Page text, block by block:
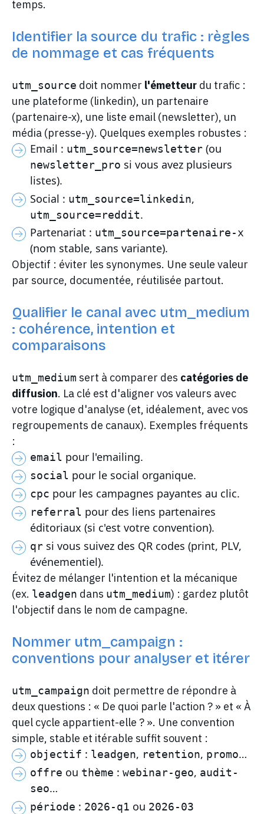
temps.
Identifier la source du trafic : règles
de nommage et cas fréquents
utm_source doit nommer l'émetteurdu trafic :
une plateforme (linkedin), un partenaire
(partenaire-x), une liste email (newsletter), un
média (presse-y). Quelques exemples robustes :
Email : utm_source=newsletter (ou
newsletter_pro si vous avez plusieurs
listes).
Social : utm_source=linkedin,
utm_source=reddit.
Partenariat : utm_source=partenaire-x
(nom stable, sans variante).
Objectif : éviter les synonymes. Une seule valeur
par source, documentée, réutilisée partout.
Qualifier le canal avec utm_medium
: cohérence, intention et
comparaisons
utm_medium sert à comparer des catégories de
diffusion. La clé est d'aligner vos valeurs avec
votre logique d'analyse (et, idéalement, avec vos
regroupements de canaux). Exemples fréquents
:
email pour l'emailing.
social pour le social organique.
cpc pour les campagnes payantes au clic.
referral pour des liens partenaires
éditoriaux (si c'est votre convention).
qr si vous suivez des QR codes (print, PLV,
événementiel).
Évitez de mélanger l'intention et la mécanique
(ex. leadgen dans utm_medium) : gardez plutôt
l'objectif dans le nom de campagne.
Nommer utm_campaign :
conventions pour analyser et itérer
utm_campaign doit permettre de répondre à
deux questions : « De quoi parle l'action ? » et « À
quel cycle appartient-elle ? ». Une convention
simple, stable et itérable suffit souvent :
objectif : leadgen, retention, promo…
offre ou thème :webinar-geo, audit-
seo…
période : 2026-q1 ou 2026-03